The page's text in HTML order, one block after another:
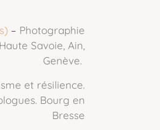
– Photographie
Savoie, Ain,
Genève.
et résilience.
Bourg en
Bresse